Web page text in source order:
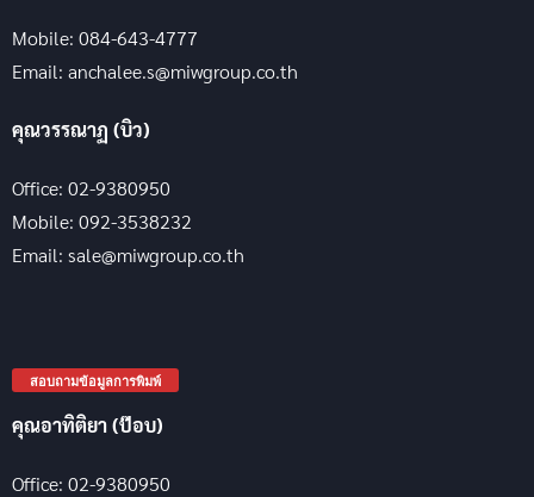
Mobile: 084-643-4777
Email: anchalee.s@miwgroup.co.th
คุณวรรณาฏ (บิว)
Office: 02-9380950
Mobile: 092-3538232
Email: sale@miwgroup.co.th
สอบถามข้อมูลการพิมพ์
คุณอาทิติยา (ป๊อบ)
Office: 02-9380950